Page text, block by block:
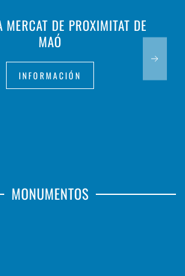
MERCAT DE PROXIMITAT DE
MAÓ
INFORMACIÓN
MONUMENTOS